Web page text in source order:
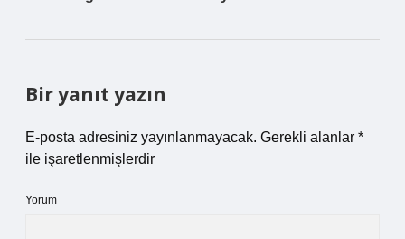
Bir yanıt yazın
E-posta adresiniz yayınlanmayacak. Gerekli alanlar *
ile işaretlenmişlerdir
Yorum